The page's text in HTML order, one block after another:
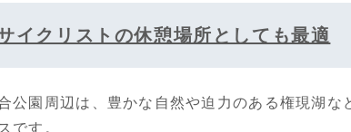
イクリストの休憩場所としても最適
公園周辺は、豊かな自然や迫力のある権現湖
です。